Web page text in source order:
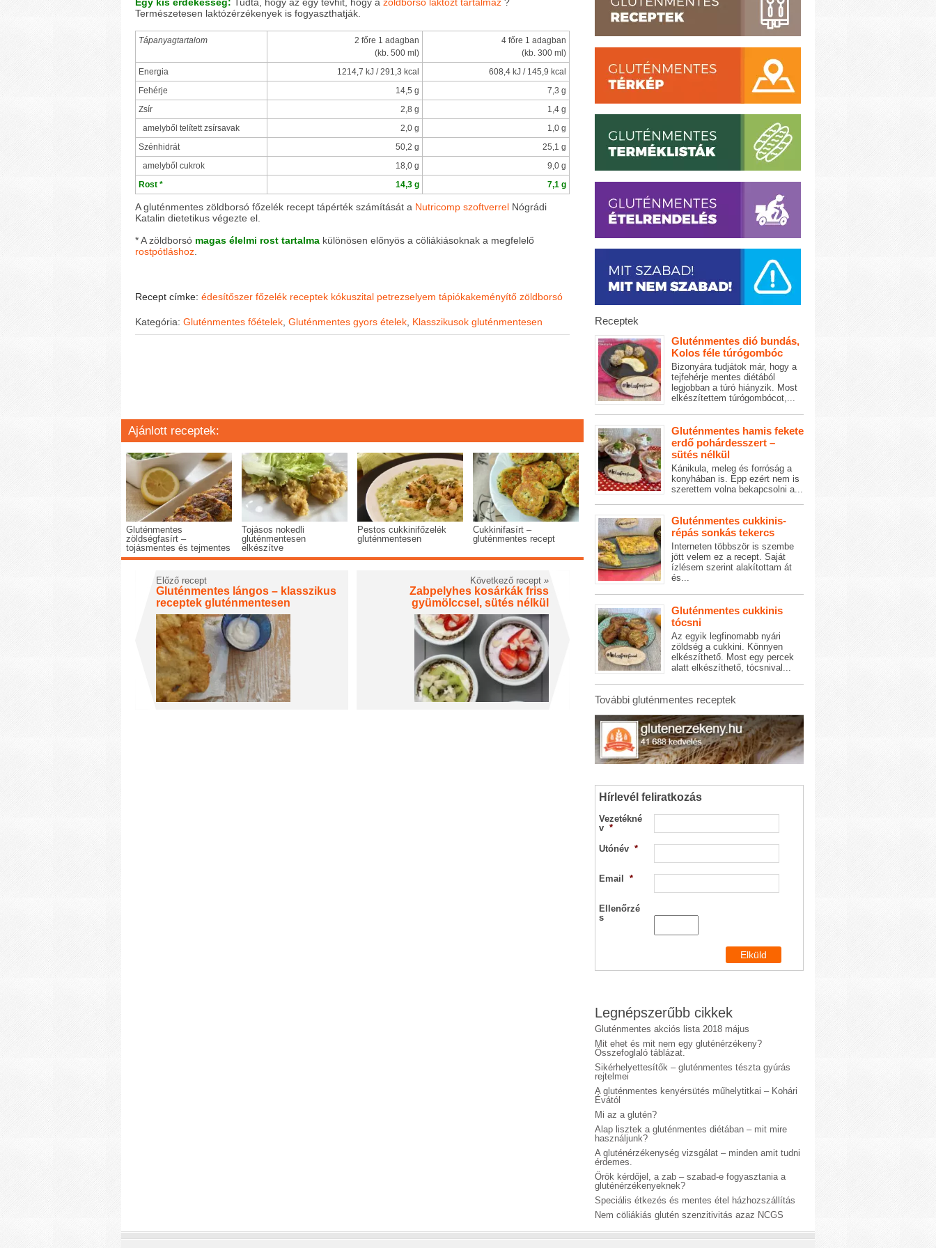
Természetesen laktózérzékenyek is fogyaszthatják.
Tápanyagtartalom
2 főre 1 adagban
(kb. 500 ml)
4 főre 1 adagban
(kb. 300 ml)
Energia
1214,7 kJ / 291,3 kcal
608,4 kJ / 145,9 kcal
Fehérje
14,5 g
7,3 g
Zsír
2,8 g
1,4 g
amelyből telített zsírsavak
2,0 g
1,0 g
Szénhidrát
50,2 g
25,1 g
amelyből cukrok
18,0 g
9,0 g
Rost *
14,3 g 7,1 g
A gluténmentes zöldborsó főzelék recept tápérték számítását a Nutricomp szoftverrel Nógrádi
Katalin dietetikus végezte el.
* A zöldborsó magas élelmi rost tartalma különösen előnyös a cöliákiásoknak a megfelelő
rostpótláshoz.
Recept címke: édesítőszer főzelék receptek kókuszital petrezselyem tápiókakeményítő zöldborsó
Kategória: Gluténmentes főételek Gluténmentes gyors ételek Klasszikusok gluténmentesen
Ajánlott receptek:
Gluténmentes
zöldségfasírt –
tojásmentes és tejmentes
Tojásos nokedli
gluténmentesen
elkészítve
Pestos cukkinifőzelék
gluténmentesen
Cukkinifasírt –
gluténmentes recept
Előző recept
Gluténmentes lángos – klasszikus
receptek gluténmentesen
Következő recept »
Zabpelyhes kosárkák friss
gyümölccsel, sütés nélkül
Receptek
Gluténmentes dió bundás,
Kolos féle túrógombóc
Bizonyára tudjátok már, hogy a
tejfehérje mentes diétából
legjobban a túró hiányzik. Most
elkészítettem túrógombócot,...
Gluténmentes hamis fekete
erdő pohárdesszert –
sütés nélkül
Kánikula, meleg és forróság a
konyhában is. Épp ezért nem is
szerettem volna bekapcsolni a...
Gluténmentes cukkinis-
répás sonkás tekercs
Interneten többször is szembe
jött velem ez a recept. Saját
ízlésem szerint alakítottam át
és...
Gluténmentes cukkinis
tócsni
Az egyik legfinomabb nyári
zöldség a cukkini. Könnyen
elkészíthető. Most egy percek
alatt elkészíthető, tócsnival...
További gluténmentes receptek
Hírlevél feliratkozás
Vezetékné
v *
Utónév *
Email *
Ellenőrzé
s
Legnépszerűbb cikkek
Gluténmentes akciós lista 2018 május
Mit ehet és mit nem egy gluténérzékeny?
Összefoglaló táblázat.
Sikérhelyettesítők – gluténmentes tészta gyúrás
rejtelmei
A gluténmentes kenyérsütés műhelytitkai – Kohári
Évától
Mi az a glutén?
Alap lisztek a gluténmentes diétában – mit mire
használjunk?
A gluténérzékenység vizsgálat – minden amit tudni
érdemes.
Örök kérdőjel, a zab – szabad-e fogyasztania a
gluténérzékenyeknek?
Speciális étkezés és mentes étel házhozszállítás
Nem cöliákiás glutén szenzitivitás azaz NCGS